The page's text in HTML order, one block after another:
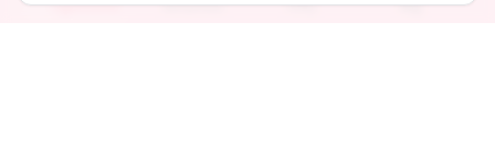
Dodaj firmę
Ogłoszenia Aktualności Firmy Blog